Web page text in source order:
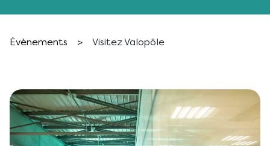
Évènements > Visitez Valopôle